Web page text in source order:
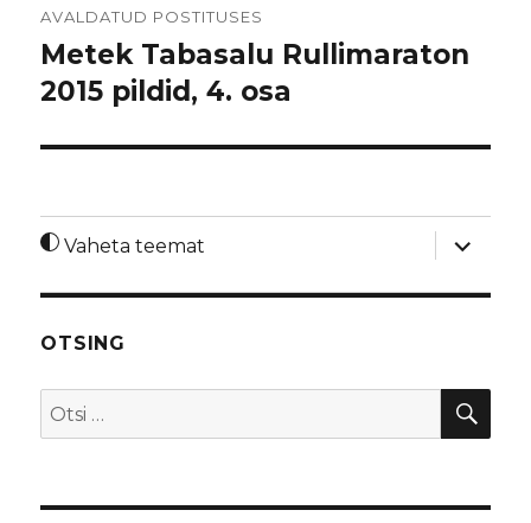
AVALDATUD POSTITUSES
Metek Tabasalu Rullimaraton
2015 pildid, 4. osa
Vaheta teemat
laienda
OTSING
Otsi: